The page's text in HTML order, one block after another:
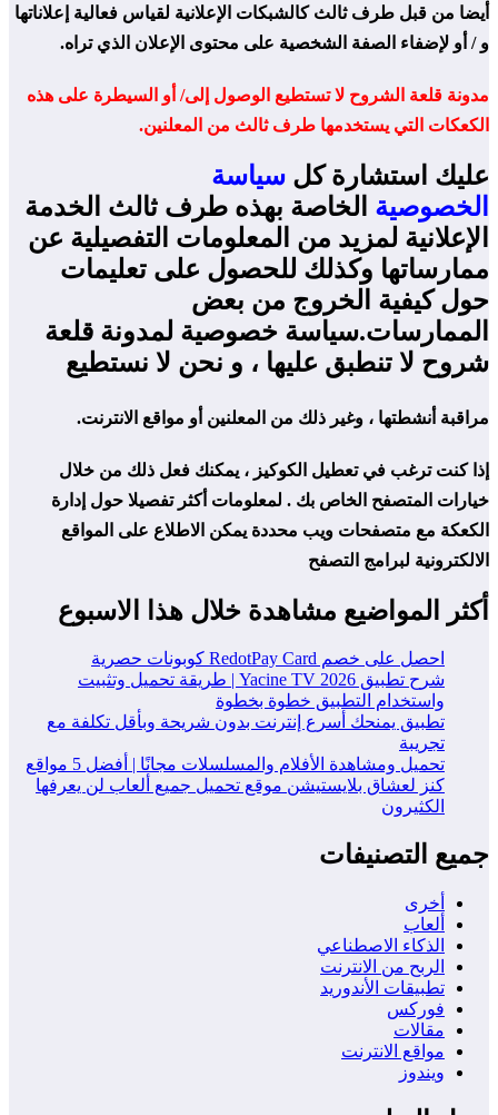
أيضا من قبل طرف ثالث كالشبكات الإعلانية لقياس فعالية إعلاناتها
و / أو لإضفاء الصفة الشخصية على محتوى الإعلان الذي تراه.
مدونة قلعة الشروح لا تستطيع الوصول إلى/ أو السيطرة على هذه
الكعكات التي يستخدمها طرف ثالث من المعلنين.
عليك استشارة كل سياسة
الخصوصية الخاصة بهذه طرف ثالث الخدمة
الإعلانية لمزيد من المعلومات التفصيلية عن
ممارساتها وكذلك للحصول على تعليمات
حول كيفية الخروج من بعض
الممارسات.سياسة خصوصية لمدونة قلعة
شروح لا تنطبق عليها ، و نحن لا نستطيع
مراقبة أنشطتها ، وغير ذلك من المعلنين أو مواقع الانترنت.
إذا كنت ترغب في تعطيل الكوكيز ، يمكنك فعل ذلك من خلال
خيارات المتصفح الخاص بك . لمعلومات أكثر تفصيلا حول إدارة
الكعكة مع متصفحات ويب محددة يمكن الاطلاع على المواقع
الالكترونية لبرامج التصفح
أكثر المواضيع مشاهدة خلال هذا الاسبوع
احصل على خصم RedotPay Card كوبونات حصرية
شرح تطبيق Yacine TV 2026 | طريقة تحميل وتثبيت
واستخدام التطبيق خطوة بخطوة
تطبيق يمنحك أسرع إنترنت بدون شريحة وبأقل تكلفة مع
تجريبة
تحميل ومشاهدة الأفلام والمسلسلات مجانًا | أفضل 5 مواقع
كنز لعشاق بلايستيشن موقع تحميل جميع ألعاب لن يعرفها
الكثيرون
جميع التصنيفات
أخرى
ألعاب
الذكاء الاصطناعي
الربح من الانترنت
تطبيقات الأندوريد
فوركس
مقالات
مواقع الانترنت
ويندوز